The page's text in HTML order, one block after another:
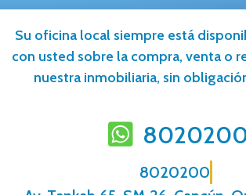
Su oficina local siempre está
con usted sobre la compra, venta o
nuestra inmobiliaria, sin
8020200